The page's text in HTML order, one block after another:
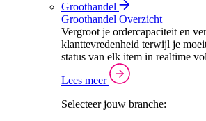
Groothandel
Groothandel Overzicht
Vergroot je ordercapaciteit en
klanttevredenheid terwijl je
status van elk item in realtime
Lees meer
Selecteer jouw branche: